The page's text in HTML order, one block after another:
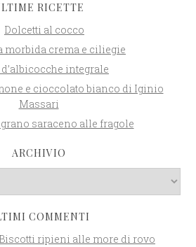
RICETTE
Dolcetti al cocco
morbida crema e ciliegie
integrale
e cioccolato bianco di Iginio
Massari
saraceno alle fragole
ARCHIVIO
COMMENTI
Biscotti ripieni alle more di rovo